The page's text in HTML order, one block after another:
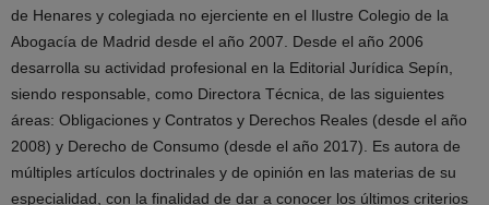
de Henares y colegiada no ejerciente en el Ilustre Colegio de la
Abogacía de Madrid desde el año 2007. Desde el año 2006
desarrolla su actividad profesional en la Editorial Jurídica Sepín,
siendo responsable, como Directora Técnica, de las siguientes
áreas: Obligaciones y Contratos y Derechos Reales (desde el año
2008) y Derecho de Consumo (desde el año 2017). Es autora de
múltiples artículos doctrinales y de opinión en las materias de su
especialidad, con la finalidad de dar a conocer los últimos criterios